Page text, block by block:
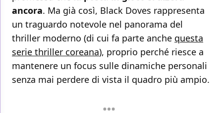
ancora. Ma già così, Black Doves rappresenta
un traguardo notevole nel panorama del
thriller moderno (di cui fa parte anche questa
serie thriller coreana), proprio perché riesce a
mantenere un focus sulle dinamiche personali
senza mai perdere di vista il quadro più ampio.